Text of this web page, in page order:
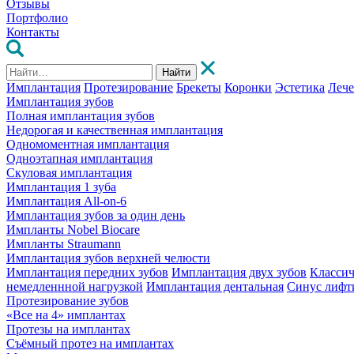
Отзывы
Портфолио
Контакты
Найти
Имплантация Протезирование Брекеты Коронки Эстетика
Имплантация зубов
Полная имплантация зубов
Недорогая и качественная имплантация
Одномоментная имплантация
Одноэтапная имплантация
Скуловая имплантация
Имплантация 1 зуба
Имплантация All-on-6
Имплантация зубов за один день
Импланты Nobel Biocare
Импланты Straumann
Имплантация зубов верхней челюсти
Имплантация передних зубов Имплантация двух зубов
немедленнной нагрузкой Имплантация дентальная Синус
Протезирование зубов
«Все на 4» имплантах
Протезы на имплантах
Съёмный протез на имплантах